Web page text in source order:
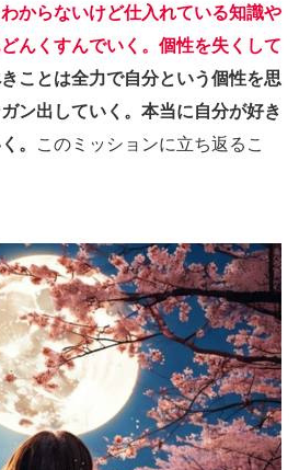
からないけど仕入れている知識や
んくすんでいく。個性を失くして
ことは全力で自分という個性を思
ン出していく。本当に自分が好き
。
このミッションに立ち返るこ